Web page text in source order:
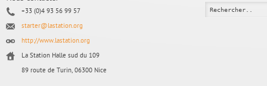
+33 (0)4 93 56 99 57
starter@lastation.org
http://www.lastation.org
La Station Halle sud du 109
89 route de Turin, 06300 Nice